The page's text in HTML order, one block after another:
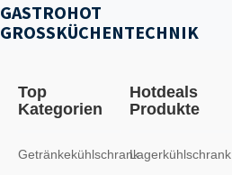
GASTROHOT
GROSSKÜCHENTECHNIK
Top
Kategorien
Getränkekühlschrank
Hotdeals
Produkte
Lagerkühlschrank